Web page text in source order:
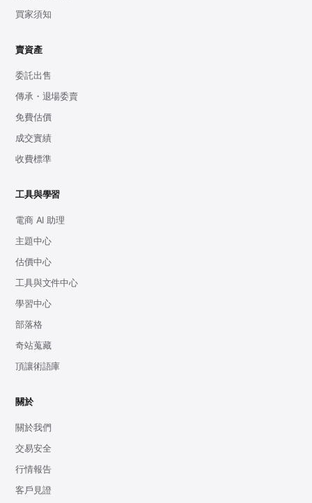
買家須知
賣資產
委託出售
傳承・退場委賣
免費估價
成交實績
收費標準
工具與學習
電商 AI 助理
主題中心
估價中心
工具與文件中心
學習中心
部落格
奇站蒐藏
頂讓術語庫
關於
關於我們
交易安全
行情報告
客戶見證